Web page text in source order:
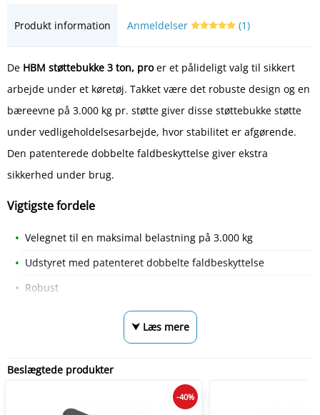
Produkt information Anmeldelser (1)
De HBM støttebukke 3 ton, proer et pålideligt valg til sikkert
arbejde under et køretøj. Takket være det robuste design og en
bæreevne på 3.000 kg pr. støtte giver disse støttebukke støtte
under vedligeholdelsesarbejde, hvor stabilitet er afgørende.
Den patenterede dobbelte faldbeskyttelse giver ekstra
sikkerhed under brug.
Vigtigste fordele
Velegnet til en maksimal belastning på 3.000 kg
Udstyret med patenteret dobbelte faldbeskyttelse
Robust
⮟ Læs mere
Beslægtede produkter
-40%